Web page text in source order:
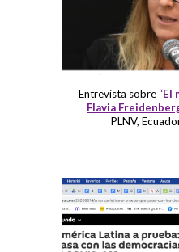
Entrevista sobre “El
Flavia
PLNV,